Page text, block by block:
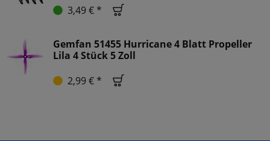
3,49 € *
Gemfan 51455 Hurricane 4 Blatt Propeller
Lila 4 Stück 5 Zoll
2,99 € *